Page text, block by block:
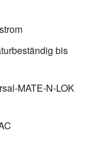
bis
MATE-N-LOK